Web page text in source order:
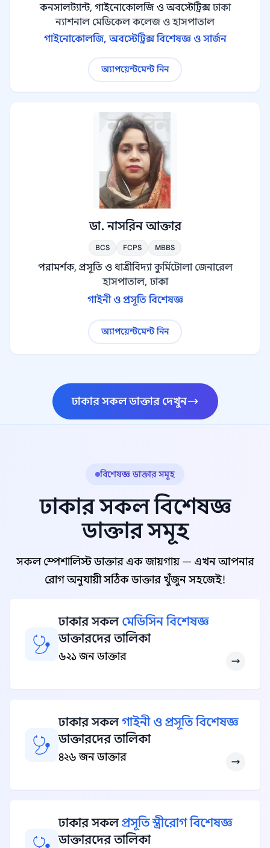
কনসালট্যান্ট, গাইনোকোলজি ও অবস্টেট্রিক্স ঢাকা
ন্যাশনাল মেডিকেল কলেজ ও হাসপাতাল
গাইনোকোলজি, অবস্টেট্রিক্স বিশেষজ্ঞ ও সার্জন
অ্যাপয়েন্টমেন্ট নিন
ডা. নাসরিন আক্তার
BCS FCPS MBBS
পরামর্শক, প্রসূতি ও ধাত্রীবিদ্যা কুর্মিটোলা জেনারেল
হাসপাতাল, ঢাকা
গাইনী ও প্রসূতি বিশেষজ্ঞ
অ্যাপয়েন্টমেন্ট নিন
ঢাকার সকল ডাক্তার দেখুন
বিশেষজ্ঞ ডাক্তার সমূহ
ঢাকার সকল বিশেষজ্ঞ
ডাক্তার সমূহ
সকল স্পেশালিস্ট ডাক্তার এক জায়গায় — এখন আপনার
রোগ অনুযায়ী সঠিক ডাক্তার খুঁজুন সহজেই!
ঢাকার সকল মেডিসিন বিশেষজ্ঞ
ডাক্তারদের তালিকা
৬২১ জন ডাক্তার
ঢাকার সকলগাইনী ও প্রসূতি বিশেষজ্ঞ
ডাক্তারদের তালিকা
৪২৬ জন ডাক্তার
ঢাকার সকলপ্রসূতি স্ত্রীরোগ বিশেষজ্ঞ
ডাক্তারদের তালিকা